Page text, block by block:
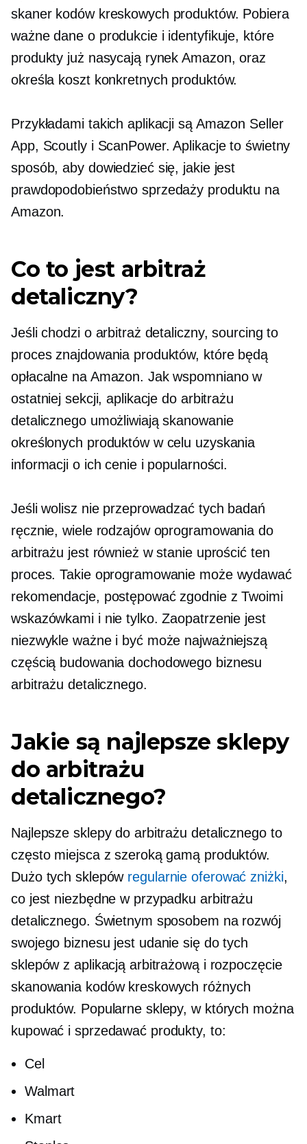
skaner kodów kreskowych produktów. Pobiera
ważne dane o produkcie i identyfikuje, które
produkty już nasycają rynek Amazon, oraz
określa koszt konkretnych produktów.
Przykładami takich aplikacji są Amazon Seller
App, Scoutly i ScanPower. Aplikacje to świetny
sposób, aby dowiedzieć się, jakie jest
prawdopodobieństwo sprzedaży produktu na
Amazon.
Co to jest arbitraż
detaliczny?
Jeśli chodzi o arbitraż detaliczny, sourcing to
proces znajdowania produktów, które będą
opłacalne na Amazon. Jak wspomniano w
ostatniej sekcji, aplikacje do arbitrażu
detalicznego umożliwiają skanowanie
określonych produktów w celu uzyskania
informacji o ich cenie i popularności.
Jeśli wolisz nie przeprowadzać tych badań
ręcznie, wiele rodzajów oprogramowania do
arbitrażu jest również w stanie uprościć ten
proces. Takie oprogramowanie może wydawać
rekomendacje, postępować zgodnie z Twoimi
wskazówkami i nie tylko. Zaopatrzenie jest
niezwykle ważne i być może najważniejszą
częścią budowania dochodowego biznesu
arbitrażu detalicznego.
Jakie są najlepsze sklepy
do arbitrażu
detalicznego?
Najlepsze sklepy do arbitrażu detalicznego to
często miejsca z szeroką gamą produktów.
Dużo tych sklepów regularnie oferować zniżki,
co jest niezbędne w przypadku arbitrażu
detalicznego. Świetnym sposobem na rozwój
swojego biznesu jest udanie się do tych
sklepów z aplikacją arbitrażową i rozpoczęcie
skanowania kodów kreskowych różnych
produktów. Popularne sklepy, w których można
kupować i sprzedawać produkty, to:
Cel
Walmart
Kmart